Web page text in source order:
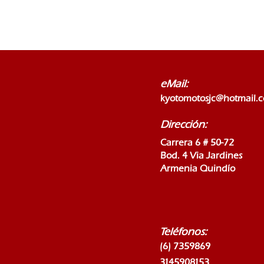
eMail:
Dirección:
Carrera 6 # 50-72
Bod. 4 Via Jardines
Armenia Quindío
Teléfonos:
(6) 7359869